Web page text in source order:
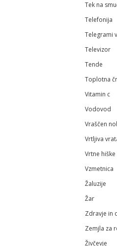
Tek na
Telefonija
Telegrami
Televizor
Tende
Toplotna
Vitamin c
Vodovod
Vraščen
Vrtljiva
Vrtne hiške
Vzmetnica
Žaluzije
Žar
Zdravje in
Zemjla za
Živčevje